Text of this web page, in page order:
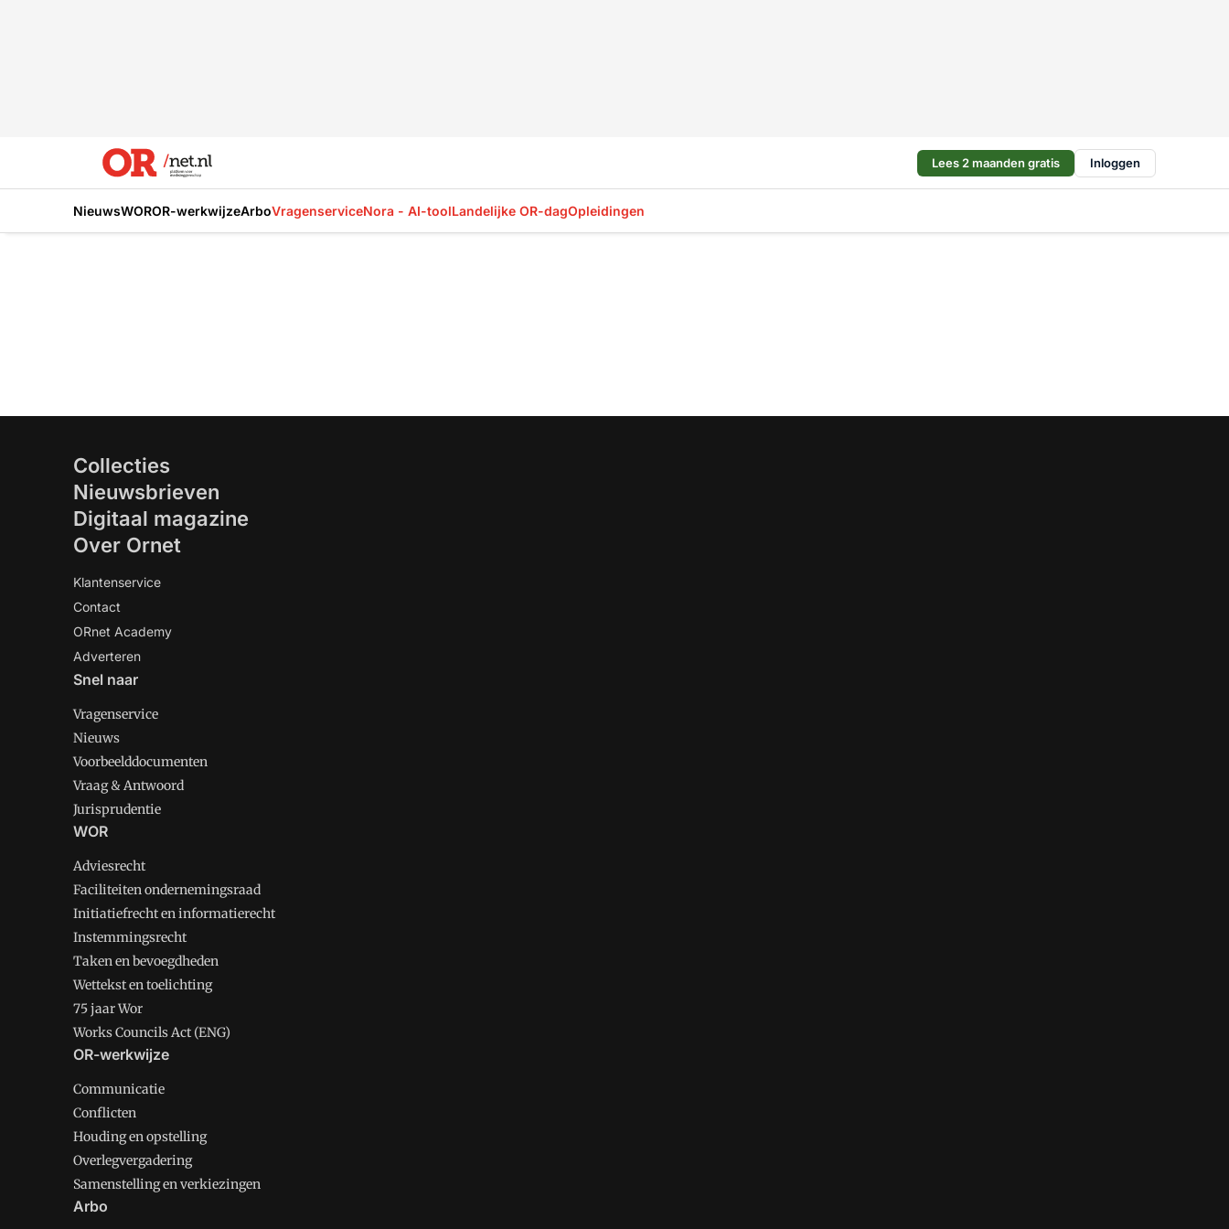
Lees 2 maanden gratis Inloggen
NieuwsWOROR-werkwijzeArboVragenserviceNora - AI-toolLandelijke OR-dagOpleidingen
Collecties
Nieuwsbrieven
Digitaal magazine
Over Ornet
Klantenservice
Contact
ORnet Academy
Adverteren
Snel naar
Vragenservice
Nieuws
Voorbeelddocumenten
Vraag & Antwoord
Jurisprudentie
WOR
Adviesrecht
Faciliteiten ondernemingsraad
Initiatiefrecht en informatierecht
Instemmingsrecht
Taken en bevoegdheden
Wettekst en toelichting
75 jaar Wor
Works Councils Act (ENG)
OR-werkwijze
Communicatie
Conflicten
Houding en opstelling
Overlegvergadering
Samenstelling en verkiezingen
Arbo